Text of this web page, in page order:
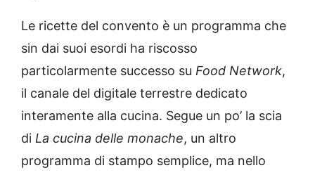
Le ricette del convento è un programma che
sin dai suoi esordi ha riscosso
particolarmente successo su Food Network,
il canale del digitale terrestre dedicato
interamente alla cucina. Segue un po’ la scia
di La cucina delle monache, un altro
programma di stampo semplice, ma nello